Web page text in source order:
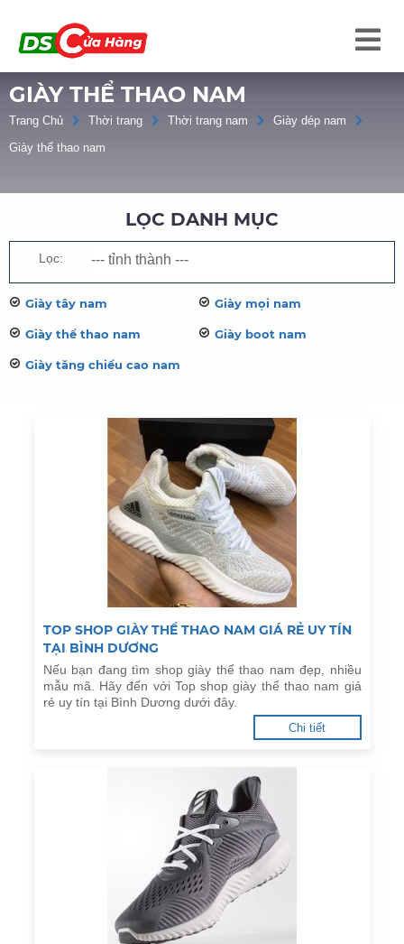
GIÀY THỂ THAO NAM
Trang Chủ Thời trang Thời trang nam
Giày dép nam
Giày thể thao nam
LỌC DANH MỤC
Lọc:
Giày tây nam Giày mọi nam
Giày thể thao nam Giày boot nam
Giày tăng chiều cao nam
TOP SHOP GIÀY THỂ THAO NAM GIÁ RẺ UY TÍN
TẠI BÌNH DƯƠNG
Nếu bạn đang tìm shop giày thể thao nam đẹp, nhiều
mẫu mã. Hãy đến với Top shop giày thể thao nam giá
rẻ uy tín tại Bình Dương dưới đây.
Chi tiết